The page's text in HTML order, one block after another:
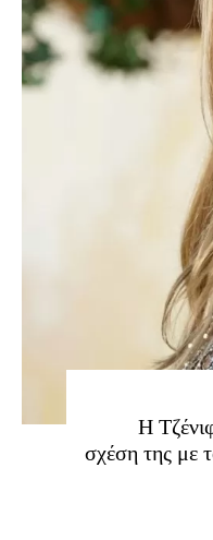
Η
σχέση της με